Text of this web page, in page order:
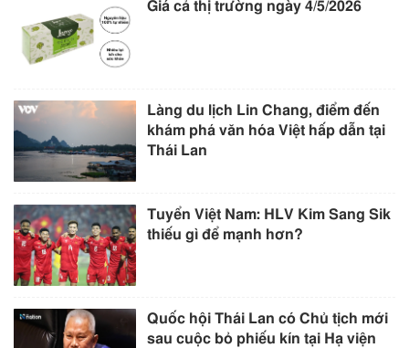
Giá cả thị trường ngày 4/5/2026
Làng du lịch Lin Chang, điểm đến
khám phá văn hóa Việt hấp dẫn tại
Thái Lan
Tuyển Việt Nam: HLV Kim Sang Sik
thiếu gì để mạnh hơn?
Quốc hội Thái Lan có Chủ tịch mới
sau cuộc bỏ phiếu kín tại Hạ viện